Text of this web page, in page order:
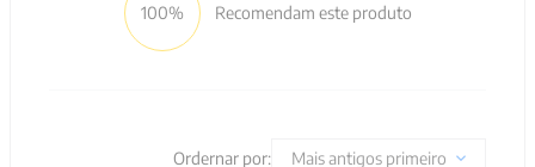
100% Recomendam este produto
Ordernar por: Mais antigos primeiro